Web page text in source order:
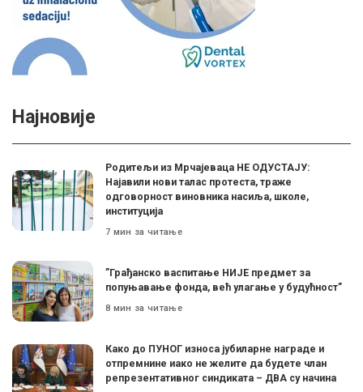
Најновије
Родитељи из Мрчајеваца НЕ ОДУСТАЈУ:
Најавили нови талас протеста, траже
одговорност виновника насиља, школе,
институција
7 мин за читање
”Грађанско васпитање НИЈЕ предмет за
попуњавање фонда, већ улагање у будућност”
8 мин за читање
Како до ПУНОГ износа јубиларне награде и
отпремнине иако не желите да будете члан
репрезентативног синдиката – ДВА су начина